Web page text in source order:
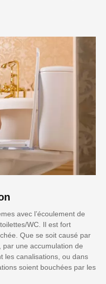
avec l’écoulement de
WC. Il est fort
Que se soit causé par
une accumulation de
les canalisations, ou dans
soient bouchées par les